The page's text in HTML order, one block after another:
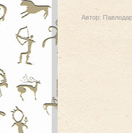
Автор: